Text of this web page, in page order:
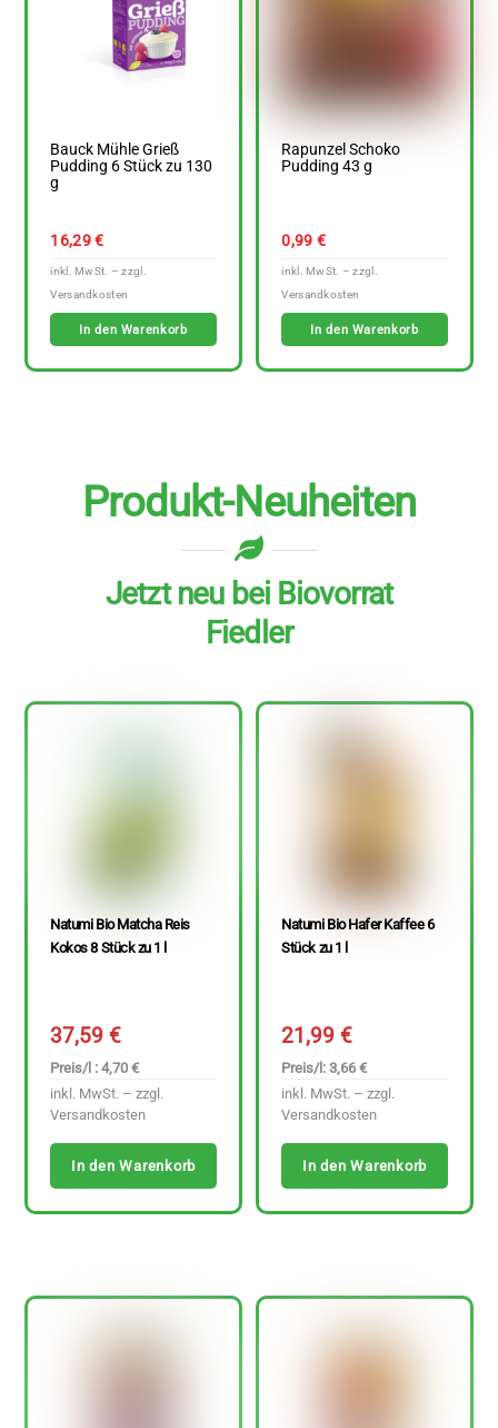
Bauck Mühle Grieß
Pudding 6 Stück zu 130
g
16,29€
In den Warenkorb
Rapunzel Schoko
Pudding 43 g
0,99 €
In den Warenkorb
Produkt-Neuheiten
Jetzt neu bei Biovorrat
Fiedler
Natumi Bio Matcha Reis
Kokos 8 Stück zu 1 l
37,59€
Preis/l : 4,70 €
inkl. MwSt. – zzgl.
Versandkosten
In den Warenkorb
Natumi Bio Hafer Kaffee 6
Stück zu 1 l
21,99€
Preis/l: 3,66 €
inkl. MwSt. – zzgl.
Versandkosten
In den Warenkorb